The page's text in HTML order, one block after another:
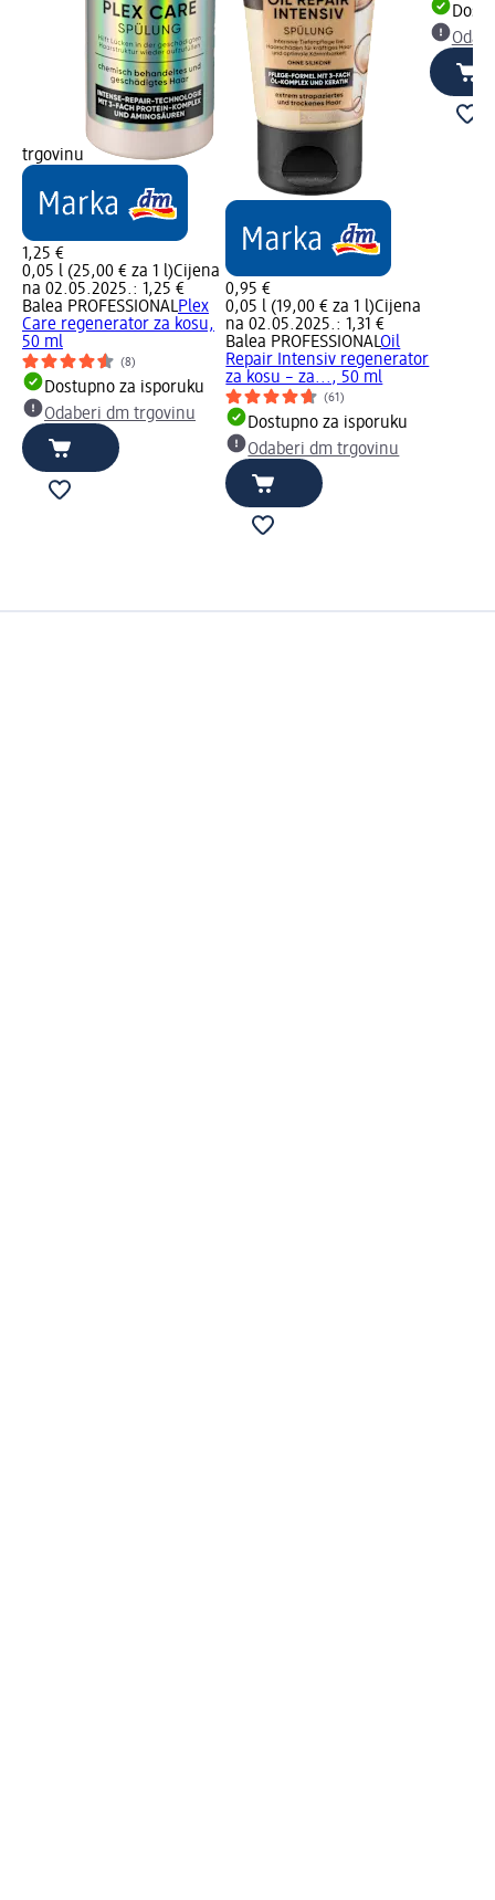
trgovinu
1,25 €
0,05 l (25,00 € za 1 l)Cijena
na 02.05.2025.: 1,25 €
Balea PROFESSIONALPlex
Care regenerator za kosu,
50 ml
(8)
Dostupno za isporuku
Odaberi dm trgovinu
0,95 €
0,05 l (19,00 € za 1 l)Cijena
na 02.05.2025.: 1,31 €
Balea PROFESSIONALOil
Repair Intensiv regenerator
za kosu – za..., 50 ml
(61)
Dostupno za isporuku
Odaberi dm trgovinu